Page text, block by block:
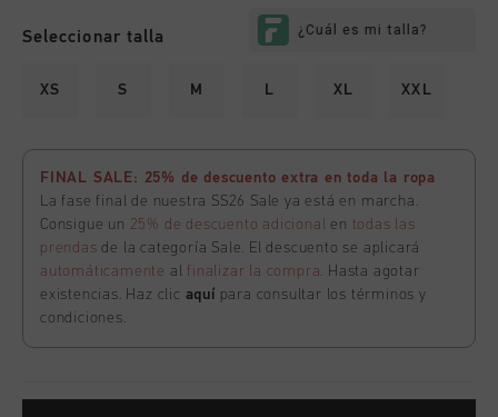
Seleccionar talla
XS S M L XL XXL
FINAL SALE: 25% de descuento extra en toda la ropa
La fase final de nuestra SS26 Sale ya está en marcha.
Consigue un 25% de descuento adicional en todas las
prendas de la categoría Sale. El descuento se aplicará
automáticamente al finalizar la compra. Hasta agotar
existencias. Haz clic aquí para consultar los términos y
condiciones.